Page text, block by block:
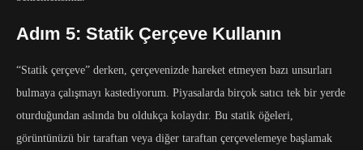
Adım 5: Statik Çerçeve Kullanın
“Statik çerçeve” derken, çerçevenizde hareket etmeyen bazı unsurları
bulmaya çalışmayı kastediyorum. Piyasalarda birçok satıcı tek bir yerde
oturduğundan aslında bu oldukça kolaydır. Bu statik öğeleri,
görüntünüzü bir taraftan veya diğer taraftan çerçevelemeye başlamak